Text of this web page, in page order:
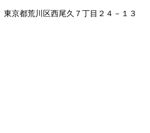
東京都荒川区西尾久７丁目２４－１３